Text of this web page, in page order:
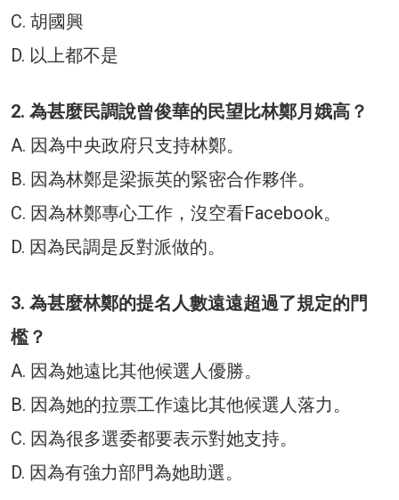
C. 胡國興
D. 以上都不是
2. 為甚麼民調說曾俊華的民望比林鄭月娥高？
A. 因為中央政府只支持林鄭。
B. 因為林鄭是梁振英的緊密合作夥伴。
C. 因為林鄭專心工作，沒空看Facebook。
D. 因為民調是反對派做的。
3. 為甚麼林鄭的提名人數遠遠超過了規定的門
檻？
A. 因為她遠比其他候選人優勝。
B. 因為她的拉票工作遠比其他候選人落力。
C. 因為很多選委都要表示對她支持。
D. 因為有強力部門為她助選。